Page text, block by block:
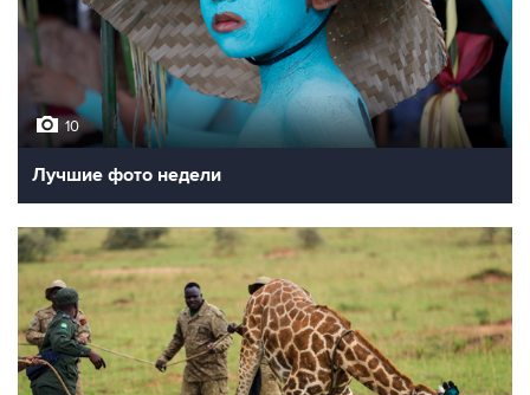
10
Лучшие фото недели